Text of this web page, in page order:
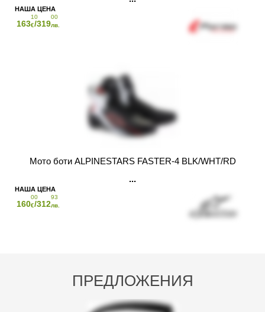
ПРЕДЛОЖЕНИЯ
163
10
€/319
00
лв.
Мото боти ALPINESTARS FASTER-4 BLK/WHT/RD
160
00
€/312
93
лв.